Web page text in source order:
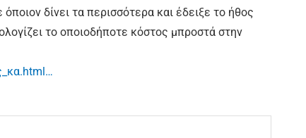
δίνει τα περισσότερα και έδειξε το ήθος
το οποιοδήποτε κόστος μπροστά στην